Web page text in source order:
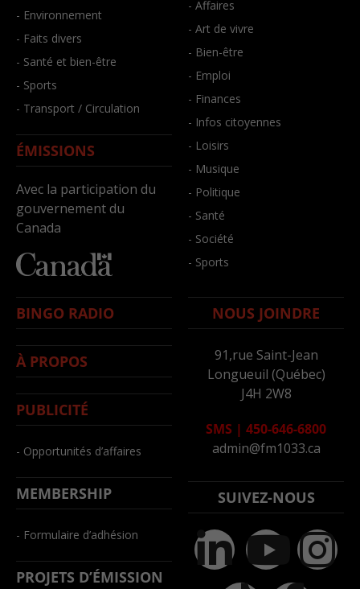
- Environnement
- Faits divers
- Santé et bien-être
- Sports
- Transport / Circulation
ÉMISSIONS
Avec la participation du
gouvernement du
Canada
- Affaires
- Art de vivre
- Bien-être
- Emploi
- Finances
- Infos citoyennes
- Loisirs
- Musique
- Politique
- Santé
- Société
- Sports
BINGO RADIO
À PROPOS
PUBLICITÉ
- Opportunités d’affaires
MEMBERSHIP
- Formulaire d’adhésion
PROJETS D’ÉMISSION
NOUS JOINDRE
91,rue Saint-Jean
Longueuil (Québec)
J4H 2W8
SMS | 450-646-6800
admin@fm1033.ca
SUIVEZ-NOUS